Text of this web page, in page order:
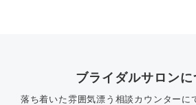
ブライダルサロンに
落ち着いた雰囲気漂う相談カウンターに